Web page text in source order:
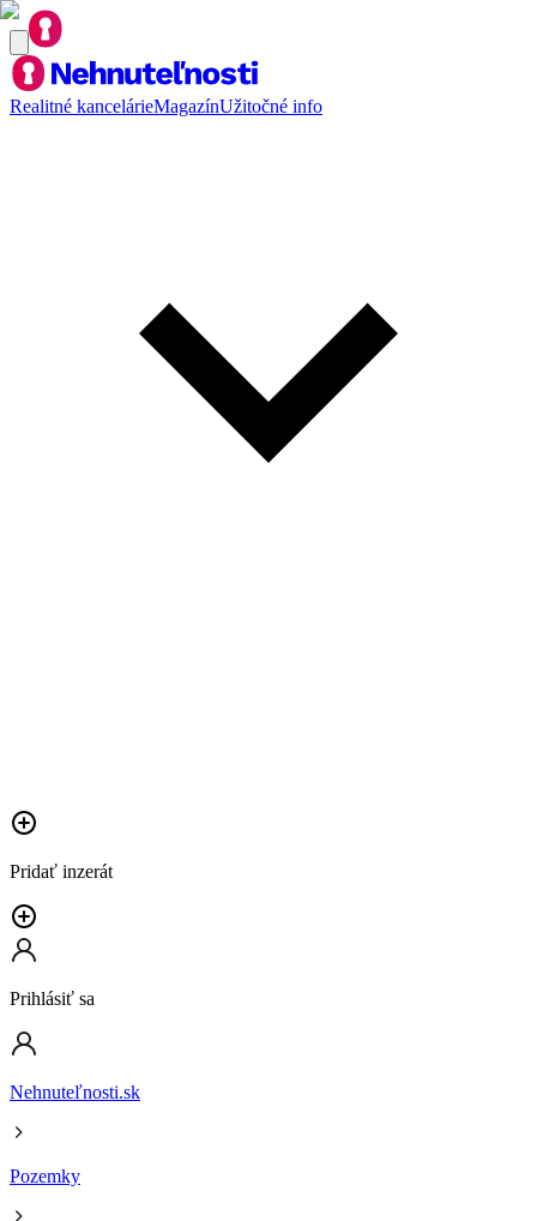
Realitné kancelárieMagazínUžitočné info
Pridať inzerát
Prihlásiť sa
Nehnuteľnosti.sk
Pozemky